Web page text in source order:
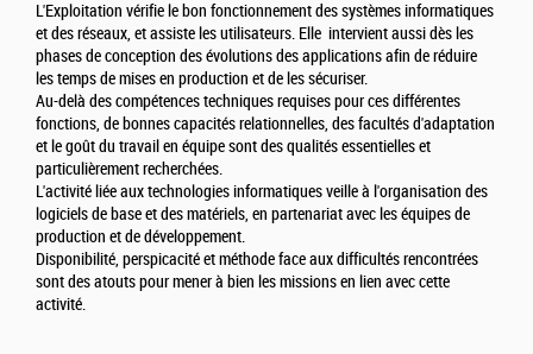
L'Exploitation vérifie le bon fonctionnement des systèmes informatiques
et des réseaux, et assiste les utilisateurs. Elle intervient aussi dès les
phases de conception des évolutions des applications afin de réduire
les temps de mises en production et de les sécuriser.
Au-delà des compétences techniques requises pour ces différentes
fonctions, de bonnes capacités relationnelles, des facultés d'adaptation
et le goût du travail en équipe sont des qualités essentielles et
particulièrement recherchées.
L'activité liée aux technologies informatiques veille à l'organisation des
logiciels de base et des matériels, en partenariat avec les équipes de
production et de développement.
Disponibilité, perspicacité et méthode face aux difficultés rencontrées
sont des atouts pour mener à bien les missions en lien avec cette
activité.